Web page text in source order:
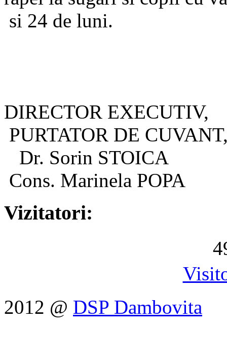
si 24 de luni.
DIRECTOR EXECUTIV,
PURTATOR DE
Dr. Sorin STOICA
Cons. Marinela POPA
Vizitatori:
4
2012 @ DSP Dambovita